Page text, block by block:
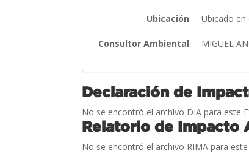
Ubicación Ubicado
Consultor Ambiental MIGUEL
Declaración de
No se encontró el archivo DIA para este
Relatorio de Impacto
No se encontró el archivo RIMA para este